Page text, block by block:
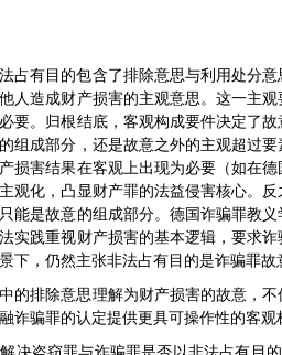
占有目的包含了排除意思与利用处分
人造成财产损害的主观意思。这一主
要。归根结底，客观构成要件决定了
组成部分，还是故意之外的主观超过
损害结果在客观上出现为必要（如在
观化，凸显财产罪的法益侵害核心。
能是故意的组成部分。德国诈骗罪教
实践重视财产损害的基本逻辑，要求
下，仍然主张非法占有目的是诈骗罪
的排除意思理解为财产损害的故意，
诈骗罪的认定提供更具可操作性的客观